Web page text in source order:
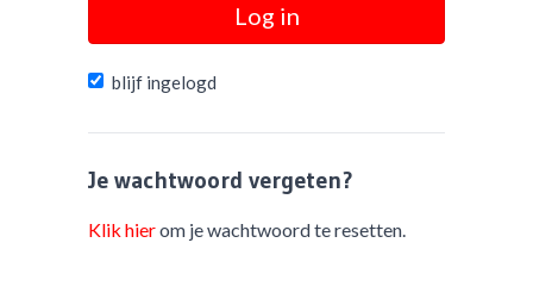
Log in
blijf ingelogd
Je wachtwoord vergeten?
Klik hierom je wachtwoord te resetten.